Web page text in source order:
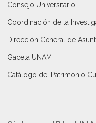
Consejo Universitario
Coordinación de la
Dirección General de
Gaceta UNAM
Catálogo del Patrimonio